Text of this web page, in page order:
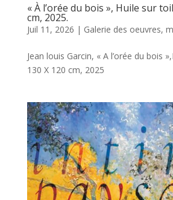
« À l’orée du bois », Huile sur
cm, 2025.
Juil 11, 2026 | Galerie des oeuvres,
Jean louis Garcin, « A l’orée du bois
130 X 120 cm, 2025